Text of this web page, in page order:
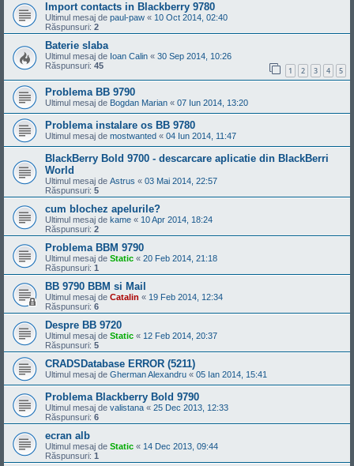
Import contacts in Blackberry 9780
Ultimul mesaj de paul-paw « 10 Oct 2014, 02:40
Răspunsuri: 2
Baterie slaba
Ultimul mesaj de Ioan Calin « 30 Sep 2014, 10:26
Răspunsuri: 45 1 2 3 4 5
Problema BB 9790
Ultimul mesaj de Bogdan Marian « 07 Iun 2014, 13:20
Problema instalare os BB 9780
Ultimul mesaj de mostwanted « 04 Iun 2014, 11:47
BlackBerry Bold 9700 - descarcare aplicatie din BlackBerri
World
Ultimul mesaj de Astrus « 03 Mai 2014, 22:57
Răspunsuri: 5
cum blochez apelurile?
Ultimul mesaj de kame « 10 Apr 2014, 18:24
Răspunsuri: 2
Problema BBM 9790
Ultimul mesaj de Static « 20 Feb 2014, 21:18
Răspunsuri: 1
BB 9790 BBM si Mail
Ultimul mesaj de Catalin « 19 Feb 2014, 12:34
Răspunsuri: 6
Despre BB 9720
Ultimul mesaj de Static « 12 Feb 2014, 20:37
Răspunsuri: 5
CRADSDatabase ERROR (5211)
Ultimul mesaj de Gherman Alexandru « 05 Ian 2014, 15:41
Problema Blackberry Bold 9790
Ultimul mesaj de valistana « 25 Dec 2013, 12:33
Răspunsuri: 6
ecran alb
Ultimul mesaj de Static « 14 Dec 2013, 09:44
Răspunsuri: 1